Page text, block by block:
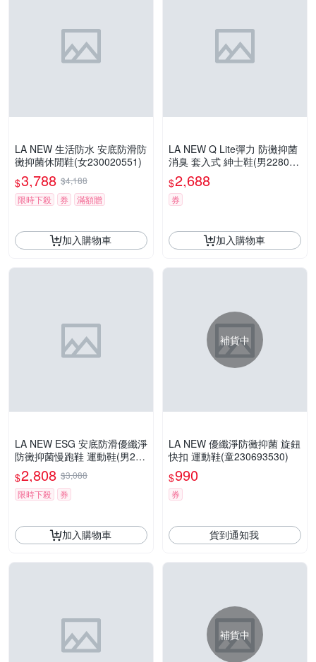
LA NEW 生活防水 安底防滑防
黴抑菌休閒鞋(女230020551)
$3,788 $4,188
限時下殺
券 滿額贈
加入購物車
LA NEW Q Lite彈力 防黴抑菌
消臭 套入式 紳士鞋(男228038
530)
$2,688
券
加入購物車
LA NEW ESG 安底防滑優纖淨
防黴抑菌慢跑鞋 運動鞋(男230
613860)
$2,808 $3,088
限時下殺
券
加入購物車
補貨中
LA NEW 優纖淨防黴抑菌 旋鈕
快扣 運動鞋(童230693530)
$990
券
貨到通知我
補貨中